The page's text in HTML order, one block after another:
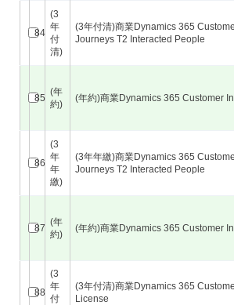
84
(3
年
付
清)
(3年付清)商業Dynamics 365
Journeys T2 Interacted People
85
(年
約)
(年約)商業Dynamics 365 Customer
86
(3
年
年
繳)
(3年年繳)商業Dynamics 365
Journeys T2 Interacted People
87
(年
約)
(年約)商業Dynamics 365 Customer
88
(3
年
付
(3年付清)商業Dynamics 365
License